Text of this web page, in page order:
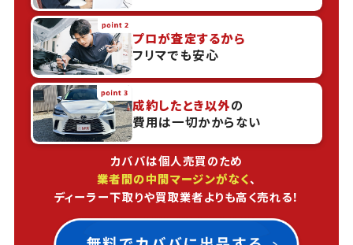
プロが査定するから
フリマでも安心
成約したとき以外の
費用は一切かからない
カババは個人売買のため
業者間の中間マージンがなく、
ディーラー下取りや買取業者よりも高く売れる！